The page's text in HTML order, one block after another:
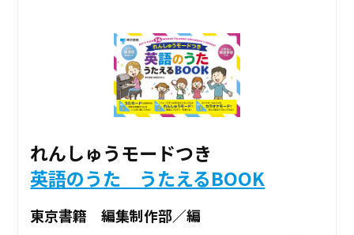
れんしゅうモードつき
英語のうた うたえるBOOK
東京書籍 編集制作部／編